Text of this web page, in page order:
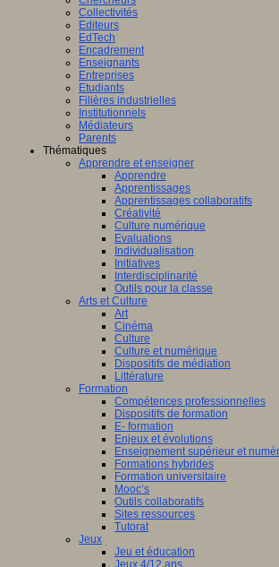
Collectivités
Editeurs
EdTech
Encadrement
Enseignants
Entreprises
Etudiants
Filières industrielles
Institutionnels
Médiateurs
Parents
Thématiques
Apprendre et enseigner
Apprendre
Apprentissages
Apprentissages collaboratifs
Créativité
Culture numérique
Evaluations
Individualisation
Initiatives
Interdisciplinarité
Outils pour la classe
Arts et Culture
Art
Cinéma
Culture
Culture et numérique
Dispositifs de médiation
Littérature
Formation
Compétences professionnelles
Dispositifs de formation
E- formation
Enjeux et évolutions
Enseignement supérieur et
Formations hybrides
Formation universitaire
Mooc’s
Outils collaboratifs
Sites ressources
Tutorat
Jeux
Jeu et éducation
Jeux 4/12 ans